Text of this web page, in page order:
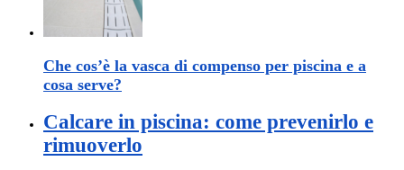
Che cos’è la vasca di compenso per piscina e a
cosa serve?
Calcare in piscina: come prevenirlo e
rimuoverlo